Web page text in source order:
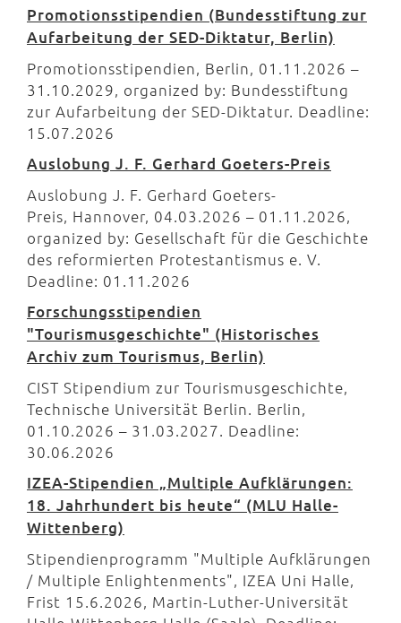
Promotionsstipendien (Bundesstiftung zur
Aufarbeitung der SED-Diktatur, Berlin)
Promotionsstipendien, Berlin, 01.11.2026 –
31.10.2029, organized by: Bundesstiftung
zur Aufarbeitung der SED-Diktatur. Deadline:
15.07.2026
Auslobung J. F. Gerhard Goeters-Preis
Auslobung J. F. Gerhard Goeters-
Preis, Hannover, 04.03.2026 – 01.11.2026,
organized by: Gesellschaft für die Geschichte
des reformierten Protestantismus e. V.
Deadline: 01.11.2026
Forschungsstipendien
"Tourismusgeschichte" (Historisches
Archiv zum Tourismus, Berlin)
CIST Stipendium zur Tourismusgeschichte,
Technische Universität Berlin. Berlin,
01.10.2026 – 31.03.2027. Deadline:
30.06.2026
IZEA-Stipendien „Multiple Aufklärungen:
18. Jahrhundert bis heute“ (MLU Halle-
Wittenberg)
Stipendienprogramm "Multiple Aufklärungen
/ Multiple Enlightenments", IZEA Uni Halle,
Frist 15.6.2026, Martin-Luther-Universität